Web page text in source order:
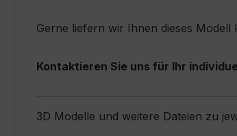
Gerne liefern wir Ihnen dieses
Kontaktieren Sie uns für Ihr
3D Modelle und weitere Dateien zu